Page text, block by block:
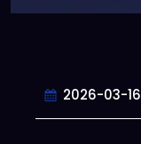
2026-03-16